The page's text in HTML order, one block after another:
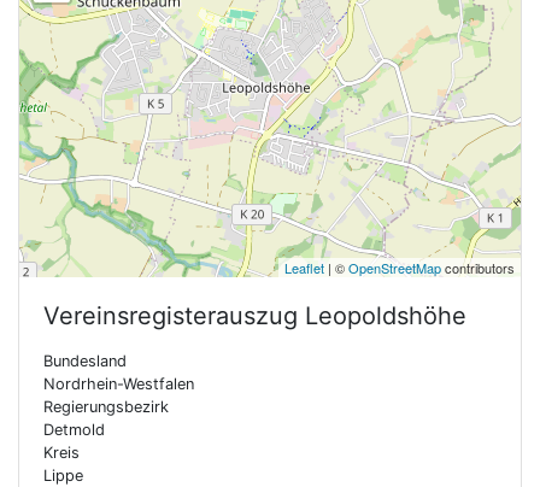
Leaflet | ©OpenStreetMapcontributors
Vereinsregisterauszug Leopoldshöhe
Bundesland
Nordrhein-Westfalen
Regierungsbezirk
Detmold
Kreis
Lippe